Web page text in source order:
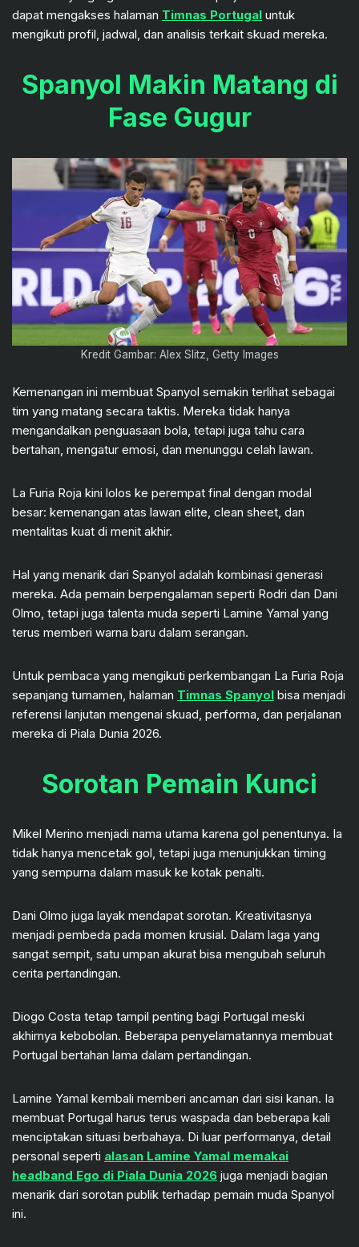
dapat mengakses halaman Timnas Portugal untuk
mengikuti profil, jadwal, dan analisis terkait skuad mereka.
Spanyol Makin Matang di
Fase Gugur
Kredit Gambar: Alex Slitz, Getty Images
Kemenangan ini membuat Spanyol semakin terlihat sebagai
tim yang matang secara taktis. Mereka tidak hanya
mengandalkan penguasaan bola, tetapi juga tahu cara
bertahan, mengatur emosi, dan menunggu celah lawan.
La Furia Roja kini lolos ke perempat final dengan modal
besar: kemenangan atas lawan elite, clean sheet, dan
mentalitas kuat di menit akhir.
Hal yang menarik dari Spanyol adalah kombinasi generasi
mereka. Ada pemain berpengalaman seperti Rodri dan Dani
Olmo, tetapi juga talenta muda seperti Lamine Yamal yang
terus memberi warna baru dalam serangan.
Untuk pembaca yang mengikuti perkembangan La Furia Roja
sepanjang turnamen, halaman Timnas Spanyol bisa menjadi
referensi lanjutan mengenai skuad, performa, dan perjalanan
mereka di Piala Dunia 2026.
Sorotan Pemain Kunci
Mikel Merino menjadi nama utama karena gol penentunya. Ia
tidak hanya mencetak gol, tetapi juga menunjukkan timing
yang sempurna dalam masuk ke kotak penalti.
Dani Olmo juga layak mendapat sorotan. Kreativitasnya
menjadi pembeda pada momen krusial. Dalam laga yang
sangat sempit, satu umpan akurat bisa mengubah seluruh
cerita pertandingan.
Diogo Costa tetap tampil penting bagi Portugal meski
akhirnya kebobolan. Beberapa penyelamatannya membuat
Portugal bertahan lama dalam pertandingan.
Lamine Yamal kembali memberi ancaman dari sisi kanan. Ia
membuat Portugal harus terus waspada dan beberapa kali
menciptakan situasi berbahaya. Di luar performanya, detail
personal seperti alasan Lamine Yamal memakai
headband Ego di Piala Dunia 2026 juga menjadi bagian
menarik dari sorotan publik terhadap pemain muda Spanyol
ini.